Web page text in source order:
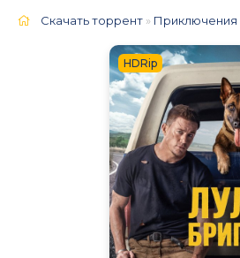
Скачать торрент » Приключения
HDRip